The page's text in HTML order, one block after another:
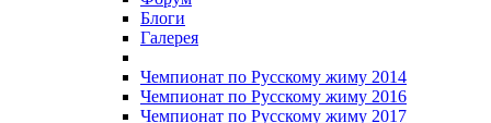
Блоги
Галерея
Чемпионат по Русскому жиму 2014
Чемпионат по Русскому жиму 2016
Чемпионат по Русскому жиму 2017